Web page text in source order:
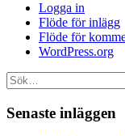
Logga in
Flöde för inlägg
Flöde för
WordPress.org
Senaste inläggen